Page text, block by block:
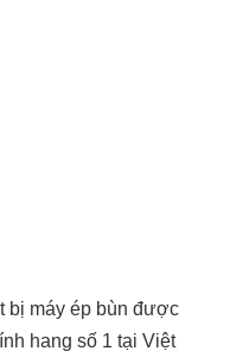
bị máy ép bùn được
hang số 1 tại Việt